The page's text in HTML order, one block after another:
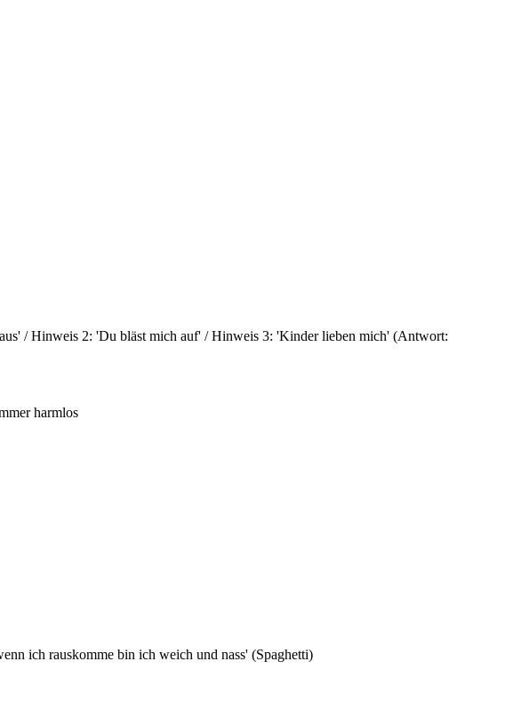
/ Hinweis 2: 'Du bläst mich auf' / Hinweis 3: 'Kinder lieben mich' (Antwort:
harmlos
ich rauskomme bin ich weich und nass' (Spaghetti)